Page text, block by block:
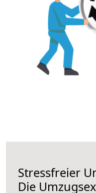
Stressfreier
Die